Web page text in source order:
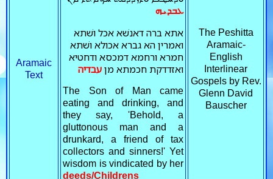
Aramaic
Text
ܥܒܕܝܗ
אתא ברה דאנשׁא אכל ושׁתא
ואמרין הא גברא אכולא ושׁתא
חמרא ורחמא דמכסא ודחטיא
ואזדדקת חכמתא מןעבדיה
The Son of Man came
eating and drinking, and
they say, 'Behold, a
gluttonous man and a
drunkard, a friend of tax
collectors and sinners!' Yet
wisdom is vindicated by her
deeds/Childrens
The Peshitta
Aramaic-
English
Interlinear
Gospels by Rev.
Glenn David
Bauscher